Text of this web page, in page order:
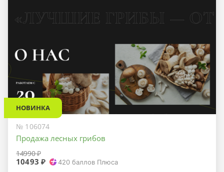
НОВИНКА
№ 106074
Продажа лесных грибов
14990 ₽
10493 ₽ 420 баллов Плюса